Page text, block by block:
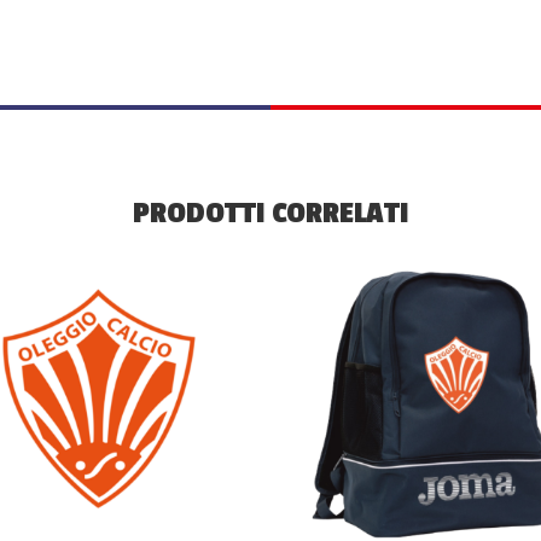
PRODOTTI CORRELATI